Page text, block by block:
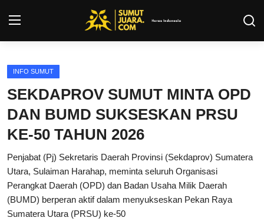
Login
Kontak
Tentang Kami
Privacy Policy
INFO SUMUT
SEPAKBOLA
INFO SUMUT
SEKDAPROV SUMUT MINTA OPD
DAN BUMD SUKSESKAN PRSU
KE-50 TAHUN 2026
Penjabat (Pj) Sekretaris Daerah Provinsi (Sekdaprov) Sumatera
Utara, Sulaiman Harahap, meminta seluruh Organisasi
Perangkat Daerah (OPD) dan Badan Usaha Milik Daerah
(BUMD) berperan aktif dalam menyukseskan Pekan Raya
Sumatera Utara (PRSU) ke-50